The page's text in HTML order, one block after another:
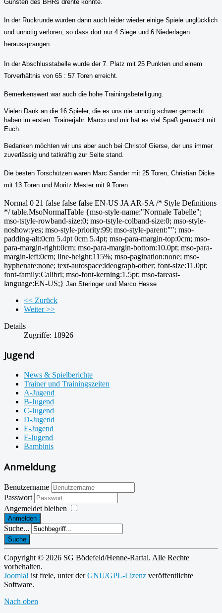
Gunsten des BHRs drehte konnte.
In der Rückrunde wurden dann auch leider wieder einige Spiele unglücklich
und unnötig verloren, so dass dort nur 4 Siege und 6 Niederlagen
heraussprangen.
In der Abschlusstabelle wurde der 7. Platz mit 25 Punkten und einem
Torverhältnis von 65 : 57 Toren erreicht.
Bemerkenswert war auch die hohe Trainingsbeteiligung.
Vielen Dank an die 16 Spieler, die es uns nie unnötig schwer gemacht
haben im ersten Trainerjahr. Marco und mir hat es viel Spaß gemacht mit
Euch.
Bedanken möchten wir uns aber auch bei Christof Gierse, der uns immer
zuverlässig und tatkräftig zur Seite stand.
Die besten Torschützen waren Marc Sander mit 25 Toren, Christian Dicke
mit 13 Toren und Moritz Mester mit 9 Toren.
Normal 0 21 false false false EN-US JA AR-SA /* Style Definitions
*/ table.MsoNormalTable {mso-style-name:"Normale Tabelle";
mso-tstyle-rowband-size:0; mso-tstyle-colband-size:0; mso-style-
noshow:yes; mso-style-priority:99; mso-style-parent:""; mso-
padding-alt:0cm 5.4pt 0cm 5.4pt; mso-para-margin-top:0cm; mso-
para-margin-right:0cm; mso-para-margin-bottom:10.0pt; mso-para-
margin-left:0cm; line-height:115%; mso-pagination:none; mso-
hyphenate:none; text-autospace:ideograph-other; font-size:11.0pt;
font-family:Calibri; mso-font-kerning:1.5pt; mso-fareast-
language:EN-US;} Jan Steringer und Marco Hesse
<< Zurück
Weiter >>
Details
Zugriffe: 18926
Jugend
News & Spielberichte
Trainer und Trainingszeiten
A-Jugend
B-Jugend
C-Jugend
D-Jugend
E-Jugend
F-Jugend
Bambinis
Anmeldung
Benutzername
Passwort
Angemeldet bleiben
Anmelden
Suche...
Suche
Copyright © 2026 SG Bödefeld/Henne-Rartal. Alle Rechte
vorbehalten.
Joomla! ist freie, unter derGNU/GPL-Lizenz veröffentlichte
Software.
Nach oben